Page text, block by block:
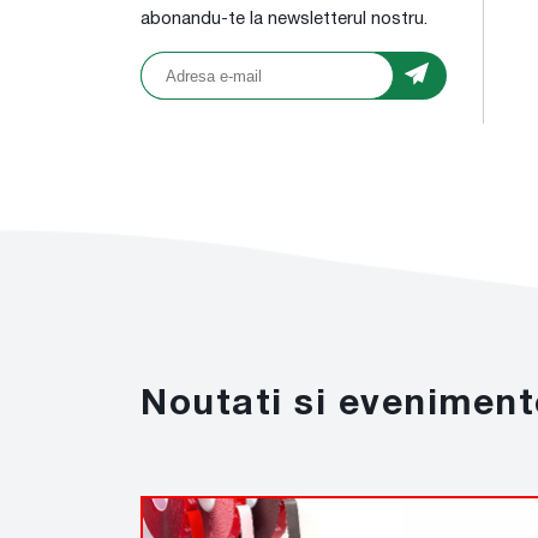
abonandu-te la newsletterul nostru.
Noutati si